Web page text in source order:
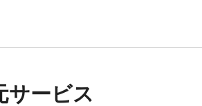
サービス